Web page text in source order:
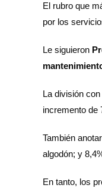
El rubro que
por los
Le siguieron
La división
incremento de
También
algodón; y
En tanto, los